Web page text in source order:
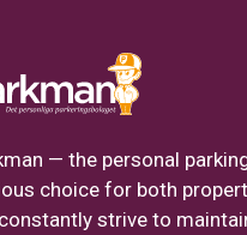
— the personal
choice for both
strive to